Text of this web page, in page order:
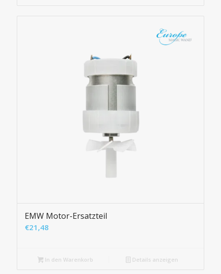
EMW Motor-Ersatzteil
€21,48
In den Warenkorb Details anzeigen